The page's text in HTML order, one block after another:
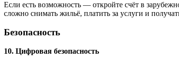
Если есть возможность — откройте счёт в
сложно снимать жильё, платить за услуги и
Безопасность
10. Цифровая безопасность